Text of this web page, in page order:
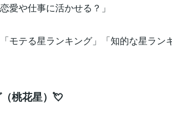
愛や仕事に活かせる？」
モテる星ランキング」「知的な星ラン
桃花星）💘